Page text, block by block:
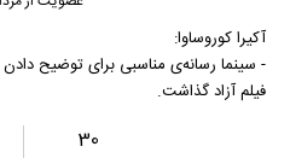
آکیرا کوروساوا:
- سینما رسانه‌ی مناسبی برای توضیح
فیلم آزاد گذاشت.
30